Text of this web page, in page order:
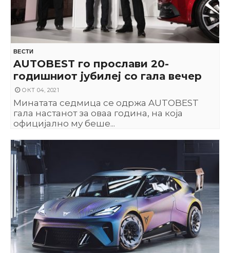
ВЕСТИ
AUTOBEST го прослави 20-
годишниот јубилеј со гала вечер
ОКТ 04, 2021
Минатата седмица се одржа AUTOBEST
гала настанот за оваа година, на која
официјално му беше...